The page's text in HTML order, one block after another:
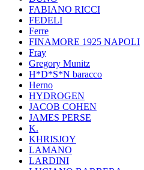
FABIANO RICCI
FEDELI
Ferre
FINAMORE 1925 NAPOLI
Fray
Gregory Munitz
H*D*S*N baracco
Herno
HYDROGEN
JACOB COHEN
JAMES PERSE
K.
KHRISJOY
LAMANO
LARDINI